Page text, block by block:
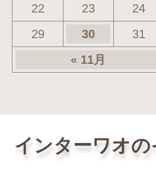
« 11月
22
23 24
29
30 31
インターワオ